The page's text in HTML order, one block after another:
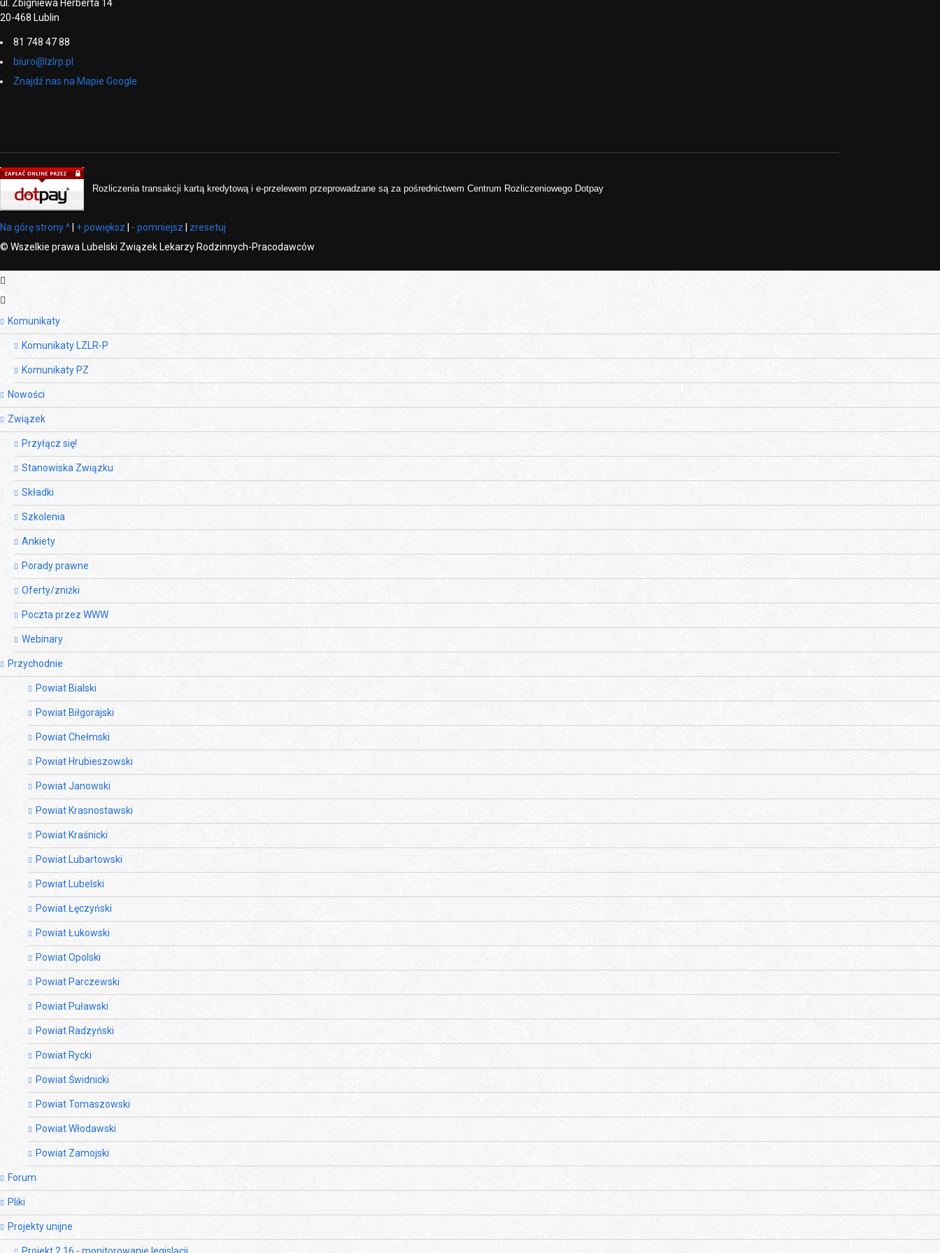
ul. Zbigniewa Herberta 14
20-468 Lublin
81 748 47 88
biuro@lzlrp.pl
Znajdź nas na Mapie Google
Rozliczenia transakcji kartą kredytową i e-przelewem przeprowadzane są za pośrednictwem Centrum Rozliczeniowego Dotpay
Na górę strony ^ + powiększ - pomniejsz
zresetuj
© Wszelkie prawa Lubelski Związek Lekarzy Rodzinnych-Pracodawców
Komunikaty
Komunikaty LZLR-P
Komunikaty PZ
Nowości
Związek
Przyłącz się!
Stanowiska Związku
Składki
Szkolenia
Ankiety
Porady prawne
Oferty/zniżki
Poczta przez WWW
Webinary
Przychodnie
Powiat Bialski
Powiat Biłgorajski
Powiat Chełmski
Powiat Hrubieszowski
Powiat Janowski
Powiat Krasnostawski
Powiat Kraśnicki
Powiat Lubartowski
Powiat Lubelski
Powiat Łęczyński
Powiat Łukowski
Powiat Opolski
Powiat Parczewski
Powiat Puławski
Powiat Radzyński
Powiat Rycki
Powiat Świdnicki
Powiat Tomaszowski
Powiat Włodawski
Powiat Zamojski
Forum
Pliki
Projekty unijne